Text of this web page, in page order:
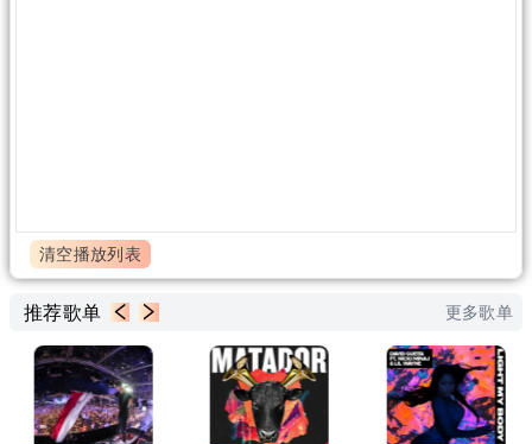
清空播放列表
推荐歌单 更多歌单